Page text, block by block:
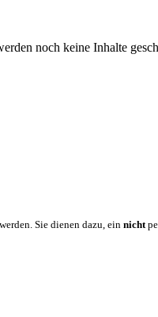
noch keine Inhalte
Sie dienen dazu, ein nicht